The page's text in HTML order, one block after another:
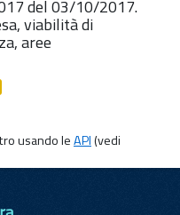
del 03/10/2017.
viabilità di
aree
usando leAPI(vedi